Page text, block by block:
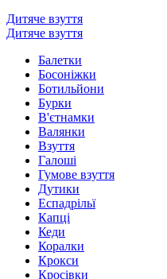
Дитяче взуття
Дитяче взуття
Балетки
Босоніжки
Ботильйони
Бурки
В'єтнамки
Валянки
Взуття
Галоші
Гумове взуття
Дутики
Еспадрільї
Капці
Кеди
Коралки
Крокси
Кросівки